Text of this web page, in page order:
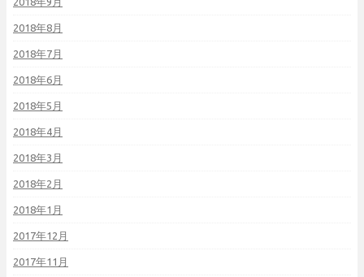
2018年8月
2018年7月
2018年6月
2018年5月
2018年4月
2018年3月
2018年2月
2018年1月
2017年12月
2017年11月